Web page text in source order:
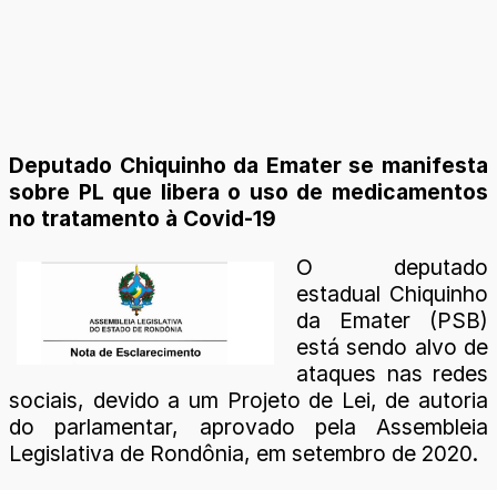
Deputado Chiquinho da Emater se manifesta
sobre PL que libera o uso de medicamentos
no tratamento à Covid-19
O deputado
estadual Chiquinho
da Emater (PSB)
está sendo alvo de
ataques nas redes
sociais, devido a um Projeto de Lei, de autoria
do parlamentar, aprovado pela Assembleia
Legislativa de Rondônia, em setembro de 2020.